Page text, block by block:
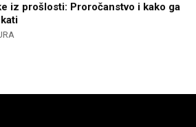
iz prošlosti: Proročanstvo i kako ga